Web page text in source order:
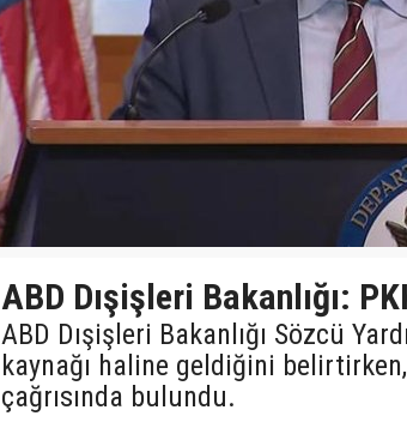
ABD Dışişleri Bakanlığı:
ABD Dışişleri Bakanlığı Sözcü
kaynağı haline geldiğini
çağrısında bulundu.